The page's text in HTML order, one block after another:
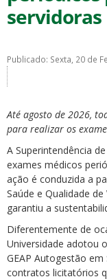
servidoras
Publicado: Sexta, 20 de
Até agosto de 2026,
para realizar os
A Superintendência
exames médicos
ação é conduzida a
Saúde e Qualidade
garantiu a
Diferentemente de
Universidade adotou
GEAP Autogestão
contratos licitatórios